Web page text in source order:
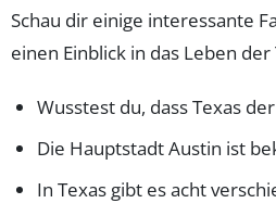
Schau dir einige interessante
einen Einblick in das Leben
Wusstest du, dass Texas
Die Hauptstadt Austin ist
In Texas gibt es acht